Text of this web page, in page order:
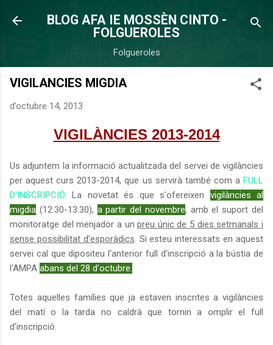
Salta al contingut principal
BLOG AFA IE MOSSÈN CINTO -
FOLGUEROLES
Folgueroles
VIGILANCIES MIGDIA
d’octubre 14, 2013
VIGILÀNCIES 2013-2014
Us adjuntem la informació actualitzada del servei de vigilàncies
per aquest curs 2013-2014, que us servirà també com a FULL
D'INSCRIPCIÓ . La novetat és que s'ofereixen vigilàncies al
migdia (12:30-13:30), a partir del novembre, amb el suport del
monitoratge del menjador a unpreu únic de 5 dies setmanals i
sense possibilitat d'esporàdics . Si esteu interessats en aquest
servei cal que dipositeu l'anterior full d'inscripció a la bústia de
l'AMPA abans del 28 d'octubre.
Totes aquelles famílies que ja estaven inscrites a vigilàncies
del matí o la tarda no caldrà que tornin a omplir el full
d'inscripció.